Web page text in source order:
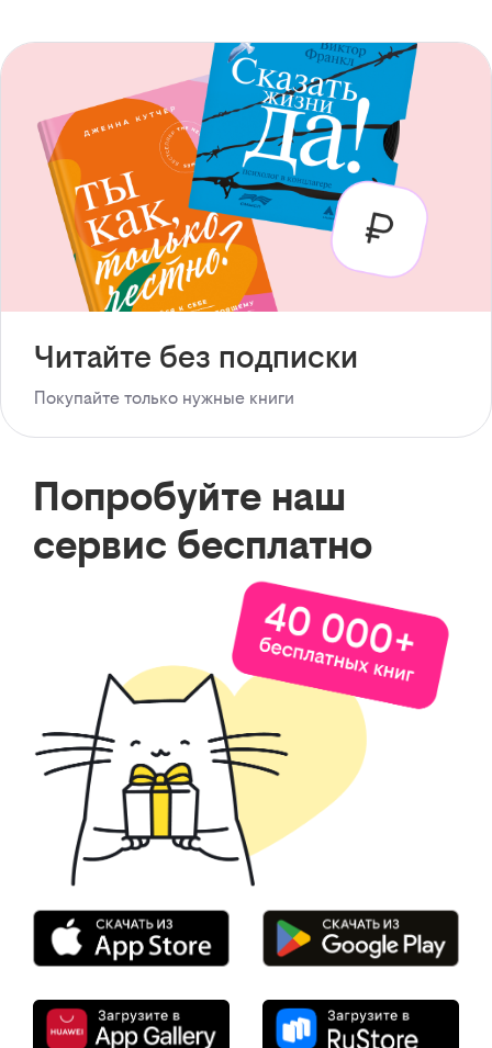
Читайте без подписки
Покупайте только нужные книги
Попробуйте наш
сервис бесплатно